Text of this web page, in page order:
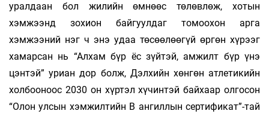
уралдаан бол жилийн өмнөөс төлөвлөж, хотын
хэмжээнд зохион байгуулдаг томоохон арга
хэмжээний нэг ч энэ удаа төсөөлөөгүй өргөн хүрээг
хамарсан нь “Алхам бүр ёс зүйтэй, амжилт бүр үнэ
цэнтэй” уриан дор болж, Дэлхийн хөнгөн атлетикийн
холбооноос 2030 он хүртэл хүчинтэй байхаар олгосон
“Олон улсын хэмжилтийн В ангиллын сертификат”-тай